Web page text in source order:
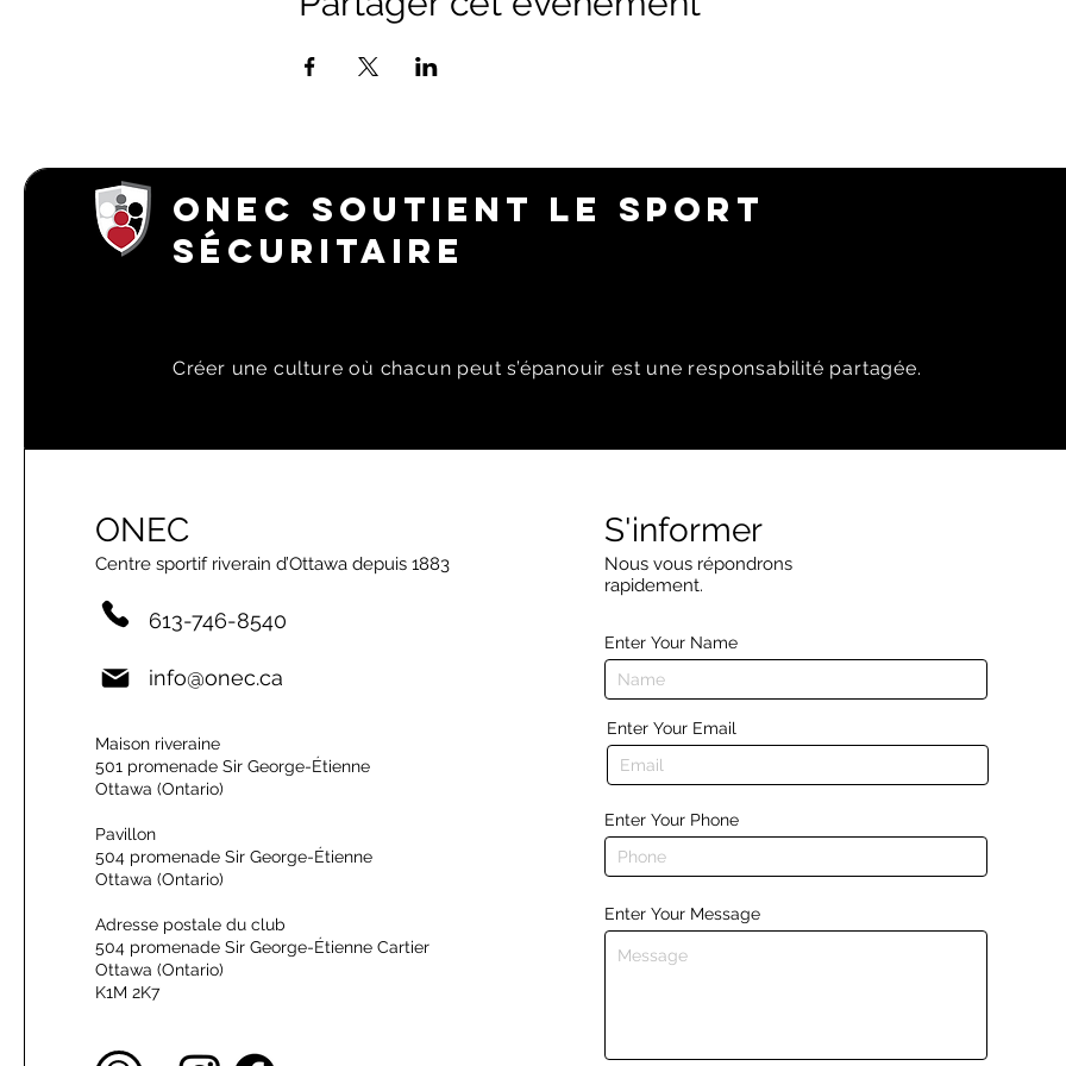
ONEC SOUTIENT LE SPORT
SÉCURITAIRE
Créer une culture où chacun peut s’épanouir est une responsabilité partagée.
ONEC
Centre sportif riverain d’Ottawa depuis 1883
613-746-8540
info@onec.ca
Maison riveraine
501 promenade Sir George-Étienne
Ottawa (Ontario)
Pavillon
504 promenade Sir George-Étienne
Ottawa (Ontario)
Adresse postale du club
504 promenade Sir George-Étienne Cartier
Ottawa (Ontario)
K1M 2K7
S'informer
Nous vous répondrons
rapidement.
Enter Your Name
Enter Your Email
Enter Your Phone
Enter Your Message